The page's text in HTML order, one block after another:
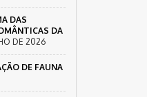
DAS
DA
DE 2026
DE FAUNA